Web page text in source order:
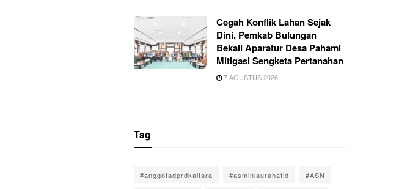
Cegah Konflik Lahan Sejak
Dini, Pemkab Bulungan
Bekali Aparatur Desa Pahami
Mitigasi Sengketa Pertanahan
7 AGUSTUS 2026
Tag
#anggotadprdkaltara #asminlaurahafid #ASN